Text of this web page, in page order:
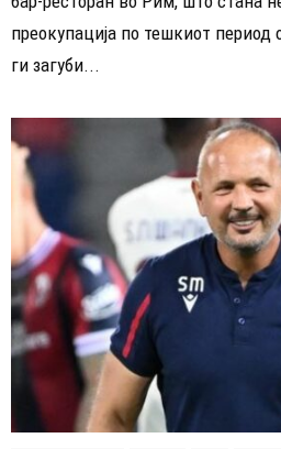
преокупација по тешкиот период
ги загуби...